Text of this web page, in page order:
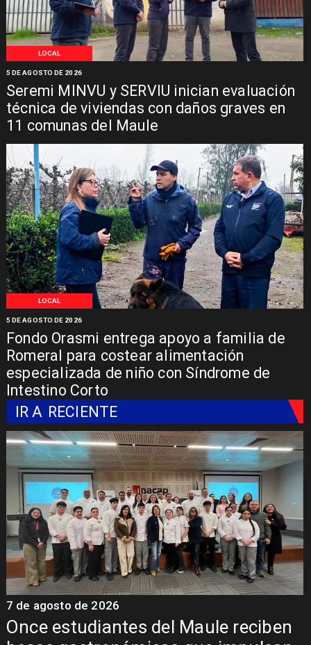
LOCAL
Seremi MINVU y SERVIU inician evaluación
técnica de viviendas con daños graves en
11 comunas del Maule
5 DE AGOSTO DE 2026
LOCAL
Fondo Orasmi entrega apoyo a familia de
Romeral para costear alimentación
especializada de niño con Síndrome de
Intestino Corto
5 DE AGOSTO DE 2026
IR A RECIENTE
Álvarez-Salamanca lidera la apuesta
7 de agosto de 2026